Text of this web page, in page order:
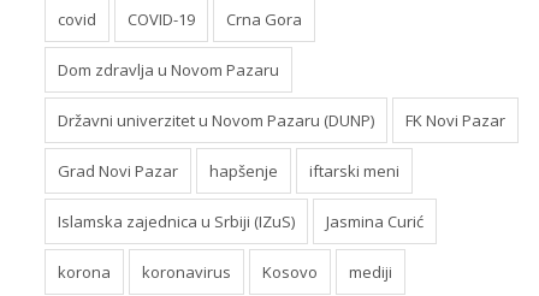
covid COVID-19 Crna Gora
Dom zdravlja u Novom Pazaru
Državni univerzitet u Novom Pazaru (DUNP) FK Novi Pazar
Grad Novi Pazar hapšenje iftarski meni
Islamska zajednica u Srbiji (IZuS) Jasmina Curić
korona koronavirus Kosovo mediji